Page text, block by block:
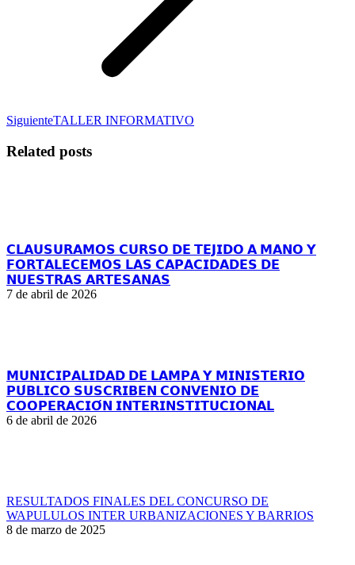
SiguientePublicación
TALLER INFORMATIVO
Related posts
𝗖𝗟𝗔𝗨𝗦𝗨𝗥𝗔𝗠𝗢𝗦 𝗖𝗨𝗥𝗦𝗢 𝗗𝗘 𝗧𝗘𝗝𝗜𝗗𝗢 𝗔 𝗠𝗔𝗡𝗢 𝗬
𝗙𝗢𝗥𝗧𝗔𝗟𝗘𝗖𝗘𝗠𝗢𝗦 𝗟𝗔𝗦 𝗖𝗔𝗣𝗔𝗖𝗜𝗗𝗔𝗗𝗘𝗦 𝗗𝗘
𝗡𝗨𝗘𝗦𝗧𝗥𝗔𝗦 𝗔𝗥𝗧𝗘𝗦𝗔𝗡𝗔𝗦
7 de abril de 2026
𝗠𝗨𝗡𝗜𝗖𝗜𝗣𝗔𝗟𝗜𝗗𝗔𝗗 𝗗𝗘 𝗟𝗔𝗠𝗣𝗔 𝗬 𝗠𝗜𝗡𝗜𝗦𝗧𝗘𝗥𝗜𝗢
𝗣𝗨́𝗕𝗟𝗜𝗖𝗢 𝗦𝗨𝗦𝗖𝗥𝗜𝗕𝗘𝗡 𝗖𝗢𝗡𝗩𝗘𝗡𝗜𝗢 𝗗𝗘
𝗖𝗢𝗢𝗣𝗘𝗥𝗔𝗖𝗜𝗢́𝗡 𝗜𝗡𝗧𝗘𝗥𝗜𝗡𝗦𝗧𝗜𝗧𝗨𝗖𝗜𝗢𝗡𝗔𝗟
6 de abril de 2026
RESULTADOS FINALES DEL CONCURSO DE
WAPULULOS INTER URBANIZACIONES Y BARRIOS
8 de marzo de 2025